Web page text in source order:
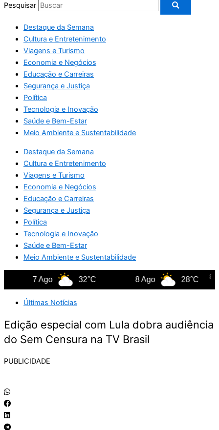
Pesquisar
Destaque da Semana
Cultura e Entretenimento
Viagens e Turismo
Economia e Negócios
Educação e Carreiras
Segurança e Justiça
Política
Tecnologia e Inovação
Saúde e Bem-Estar
Meio Ambiente e Sustentabilidade
Destaque da Semana
Cultura e Entretenimento
Viagens e Turismo
Economia e Negócios
Educação e Carreiras
Segurança e Justiça
Política
Tecnologia e Inovação
Saúde e Bem-Estar
Meio Ambiente e Sustentabilidade
7 Ago 32°C 8 Ago 28°C
Últimas Notícias
Edição especial com Lula dobra audiência
do Sem Censura na TV Brasil
PUBLICIDADE